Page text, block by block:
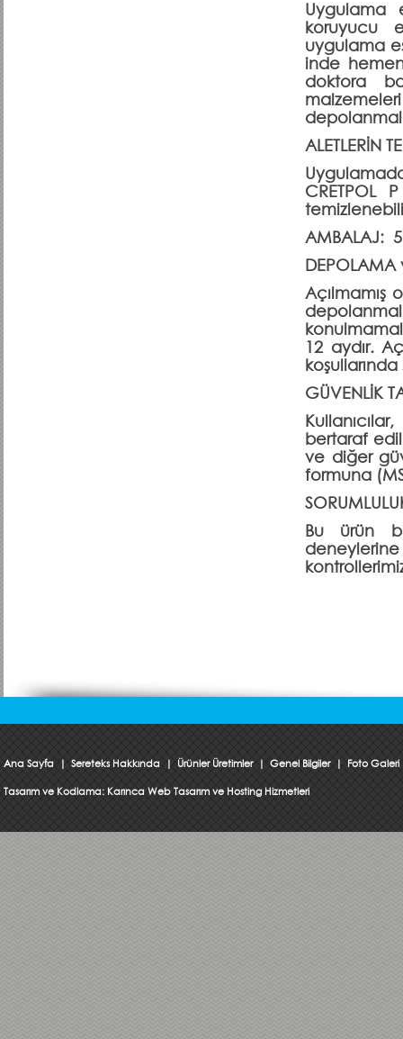
Uygulama
koruyucu
uygulama
inde
doktora
ALETLERİN
CRETPOL
AMBALAJ:
DEPOLAMA
Açılmamış
12 aydır.
GÜVENLİK
bertaraf
ve diğer
formuna
Bu ürün
Ana Sayfa | Sereteks Hakkında | Ürünler Üretimler| Genel Bilgiler| Foto Galeri
Tasarım ve Kodlama: Karınca Web Tasarım ve Hosting Hizmetleri